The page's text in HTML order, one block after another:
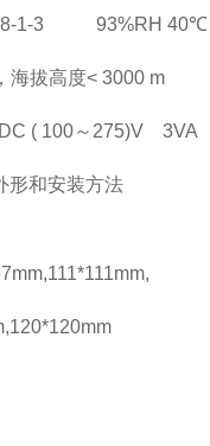
1-3 93%RH 40℃
海拔高度< 3000 m
( 100～275)V 3VA
形和安装方法